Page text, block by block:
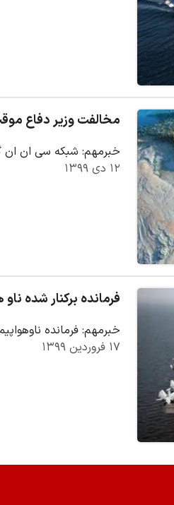
مخالفت وزیر دفاع
خبرمهم: شبکه سی ان ان
۱۲ دی ۱۳۹۹
فرمانده برکنار شده
خبرمهم: فرمانده
۱۷ فروردین ۱۳۹۹